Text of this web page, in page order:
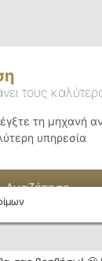
τους
τη μηχανή
υπηρεσία
Αναζήτηση